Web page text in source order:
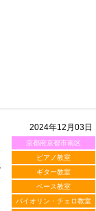
2024年12月03日
京都府京都市南区
ピアノ教室
ギター教室
ベース教室
バイオリン・チェロ教室